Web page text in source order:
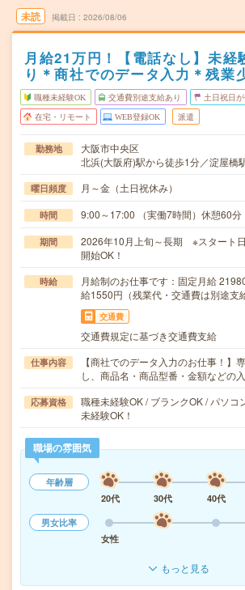
未読 掲載日 2026/08/06
月給21万円！【電話なし】未経
り＊商社でのデータ入力＊残業
職種未経験OK 交通費別途支給あり 土日祝日
在宅・リモート WEB登録OK 派遣
勤務地
大阪市中央区
北浜(大阪府)駅から徒歩1分／淀屋橋
曜日頻度 月～金（土日祝休み）
時間 9:00～17:00 （実働7時間）休憩60
期間
2026年10月上旬～長期 ※スタート
開始OK！
時給
月給制のお仕事です：固定月給
給1550円（残業代・交通費は別途支
交通費
交通費規定に基づき交通費支給
仕事内容
【商社でのデータ入力のお仕事！】
し、商品名・商品型番・金額などの
応募資格
職種未経験OK / ブランクOK / パソコ
未経験OK！
職場の雰囲気
年齢層
20代
30代 40代
男女比率
女性
もっと見る